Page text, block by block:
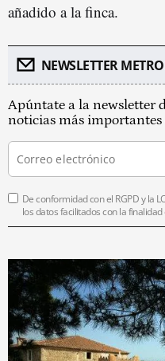
añadido a la finca.
NEWSLETTER
Apúntate a la newsletter
noticias más importantes
De conformidad con el RGPD y la
los datos facilitados con la